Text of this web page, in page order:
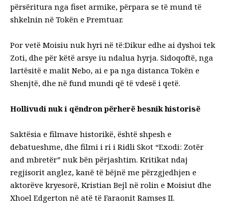
përsëritura nga fiset armike, përpara se të mund të
shkelnin në Tokën e Premtuar.
Por vetë Moisiu nuk hyri në të:Dikur edhe ai dyshoi tek
Zoti, dhe për këtë arsye iu ndalua hyrja. Sidoqoftë, nga
lartësitë e malit Nebo, ai e pa nga distanca Tokën e
Shenjtë, dhe në fund mundi që të vdesë i qetë.
Hollivudi nuk i qëndron përherë besnik historisë
Saktësia e filmave historikë, është shpesh e
debatueshme, dhe filmi i ri i Ridli Skot “Exodi: Zotër
and mbretër” nuk bën përjashtim. Kritikat ndaj
regjisorit anglez, kanë të bëjnë me përzgjedhjen e
aktorëve kryesorë, Kristian Bejl në rolin e Moisiut dhe
Xhoel Edgerton në atë të Faraonit Ramses II.